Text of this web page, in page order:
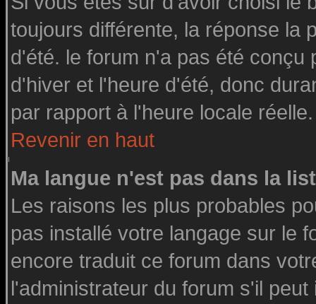
toujours différente, la réponse la
d'été. le forum n'a pas été conçu
d'hiver et l'heure d'été, donc
par rapport à l'heure locale réelle.
Revenir en haut
Ma langue n'est pas dans la
Les raisons les plus probables
pas installé votre langage sur le
encore traduit ce forum dans
l'administrateur du forum s'il